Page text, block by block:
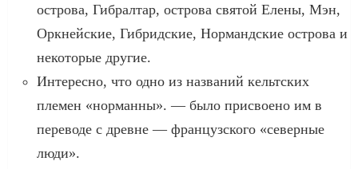
острова, Гибралтар, острова святой Елены, Мэн,
Оркнейские, Гибридские, Нормандские острова и
некоторые другие.
Интересно, что одно из названий кельтских
племен «норманны». — было присвоено им в
переводе с древне — французского «северные
люди».